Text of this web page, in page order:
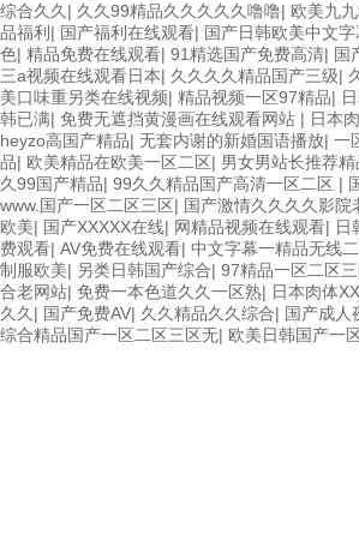
综合久久 | 久久99精品久久久久久噜噜| 欧美九
品福利 | 国产福利在线观看| 国产日韩欧美中文字
色| 精品免费在线观看| 91精选国产免费高清| 国
三a视频在线观看日本| 久久久久精品国产三级|
美口味重另类在线视频| 精品视频一区97精品|
韩已满| 免费无遮挡黄漫画在线观看网站 | 日本
heyzo高国产精品| 无套内谢的新婚国语播放| 一
品| 欧美精品在欧美一区二区| 男女男站长推荐
久99国产精品| 99久久精品国产高清一区二区 |
www.国产一区二区三区| 国产激情久久久久影院
欧美| 国产XXXXX在线| 网精品视频在线观看| 日
费观看| AV免费在线观看| 中文字幕一精品无线
制服欧美| 另类日韩国产综合| 97精品一区二区
合老网站| 免费一本色道久久一区熟| 日本肉体
久久 | 国产免费AV| 久久精品久久综合| 国产成人
综合精品国产一区二区三区无| 欧美日韩国产一